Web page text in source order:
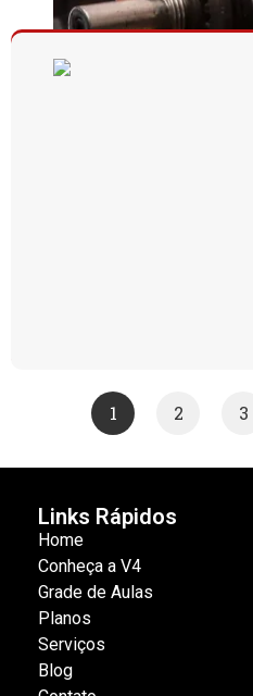
1 2 3
Links Rápidos
Home
Conheça a V4
Grade de Aulas
Planos
Serviços
Blog